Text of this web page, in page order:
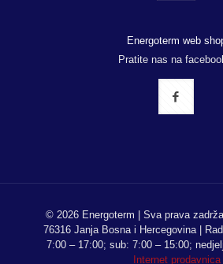
Energoterm web
Pratite nas na
© 2026 Energoterm | Sva prava
76316 Janja Bosna i Hercegovina |
7:00 – 17:00; sub: 7:00 – 15:00;
Internet prodavnica